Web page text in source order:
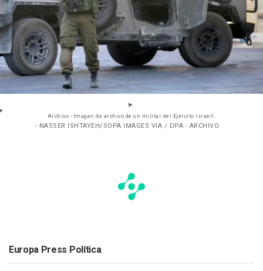
Archivo - Imagen de archivo de un militar del Ejército israelí.
- NASSER ISHTAYEH/SOPA IMAGES VIA / DPA - ARCHIVO
Europa Press Política